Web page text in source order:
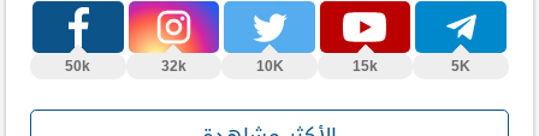
5K
15k
10K
32k
50k